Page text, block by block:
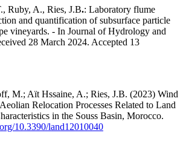
Ruby, A., Ries, J.B.: Laboratory flume
and quantification of subsurface particle
vineyards. - In Journal of Hydrology and
28 March 2024. Accepted 13
M.; Aït Hssaine, A.; Ries, J.B. (2023) Wind
Relocation Processes Related to Land
in the Souss Basin, Morocco.
10.3390/land12010040